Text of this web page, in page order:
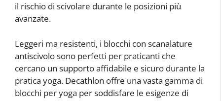
il rischio di scivolare durante le posizioni più
avanzate.
Leggeri ma resistenti, i blocchi con scanalature
antiscivolo sono perfetti per praticanti che
cercano un supporto affidabile e sicuro durante la
pratica yoga. Decathlon offre una vasta gamma di
blocchi per yoga per soddisfare le esigenze di